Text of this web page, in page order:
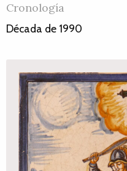
Cronología
Década de 1990